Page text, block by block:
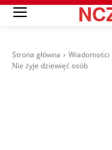
Strona główna Wiadomości
Nie żyje dziewięć osób